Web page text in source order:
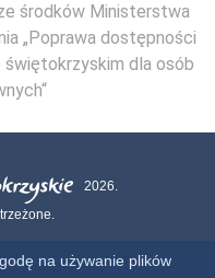
środków Ministerstwa
„Poprawa dostępności
dla osób
2026.
na używanie plików